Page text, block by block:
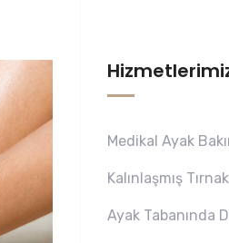
Medikal Ayak
Kalınlaşmış
Ayak Tabanında